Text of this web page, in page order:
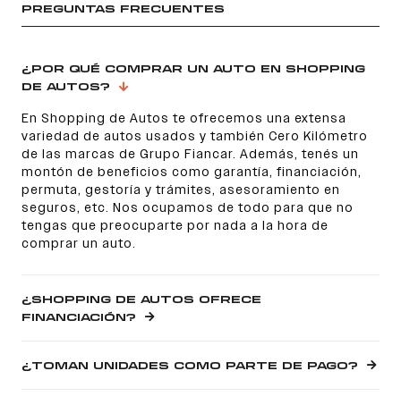
PREGUNTAS FRECUENTES
¿POR QUÉ COMPRAR UN AUTO EN SHOPPING
DE AUTOS?
En Shopping de Autos te ofrecemos una extensa
variedad de autos usados y también Cero Kilómetro
de las marcas de Grupo Fiancar. Además, tenés un
montón de beneficios como garantía, financiación,
permuta, gestoría y trámites, asesoramiento en
seguros, etc. Nos ocupamos de todo para que no
tengas que preocuparte por nada a la hora de
comprar un auto.
¿SHOPPING DE AUTOS OFRECE
FINANCIACIÓN?
¿TOMAN UNIDADES COMO PARTE DE PAGO?